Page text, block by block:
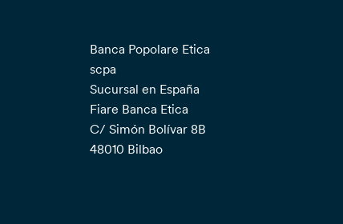
Banca Popolare Etica
scpa
Sucursal en España
Fiare Banca Etica
C/ Simón Bolívar 8B
48010 Bilbao